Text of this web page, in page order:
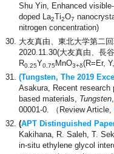
Shu Yin, Enhanced
doped La2Ti2O7
nitrogen concentration)
大友真由、東北大学第二回
2020.11.30(大友真由、長
R0.25Y0.75 MnO3+δ(R=Er,
(Tungsten, The 2019
Asakura, Recent
based materials, Tungsten
00001-0. （Review Article,
(APT Distinguished
Kakihana, R. Saleh, T.
in-situ ethylene glycol